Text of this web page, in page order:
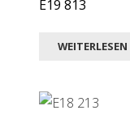
E19 813
WEITERLESEN